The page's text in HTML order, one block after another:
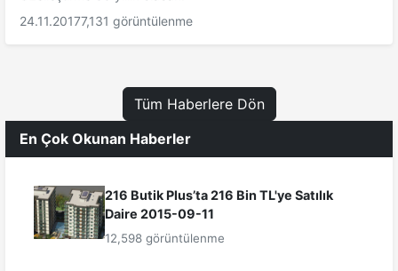
24.11.20177,131 görüntülenme
Tüm Haberlere Dön
En Çok Okunan Haberler
216 Butik Plus’ta 216 Bin TL'ye Satılık
Daire 2015-09-11
12,598 görüntülenme